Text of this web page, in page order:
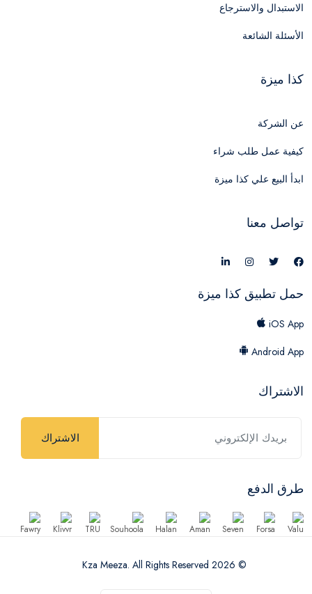
الاستبدال والاسترجاع
الأسئلة الشائعة
كذا ميزة
عن الشركة
كيفية عمل طلب شراء
ابدأ البيع علي كذا ميزة
تواصل معنا
حمل تطبيق كذا ميزة
iOS App
Android App
الاشتراك
الاشتراك
طرق الدفع
© 2026 Kza Meeza. All Rights Reserved